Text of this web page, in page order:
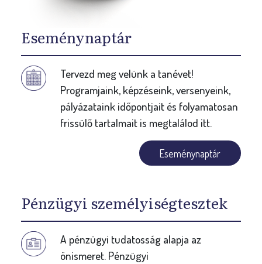
Eseménynaptár
Tervezd meg velünk a tanévet!
Programjaink, képzéseink, versenyeink,
pályázataink időpontjait és folyamatosan
frissülő tartalmait is megtalálod itt.
Eseménynaptár
Pénzügyi személyiségtesztek
A pénzügyi tudatosság alapja az
önismeret. Pénzügyi